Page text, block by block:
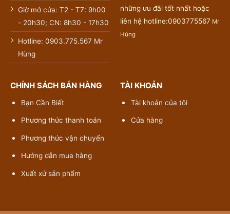
Giờ mở cửa: T2 - T7: 9h00
- 20h30; CN: 8h30 - 17h30
Hotline: 0903.775.567 Mr
Hùng
những ưu đãi tốt nhất hoặc
liên hệ hotline:0903775567 Mr
Hùng
CHÍNH SÁCH BÁN HÀNG
Bạn Cần Biết
Phương thức thanh toán
Phương thức vận chuyển
Hướng dẫn mua hàng
Xuất xứ sản phẩm
TÀI KHOẢN
Tài khoản của tôi
Cửa hàng